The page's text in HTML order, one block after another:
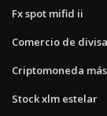
Fx spot mifid ii
Comercio de
Criptomoneda
Stock xlm estelar